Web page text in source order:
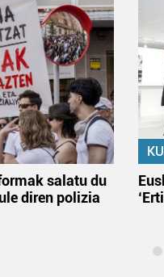
salatu du
diren polizia